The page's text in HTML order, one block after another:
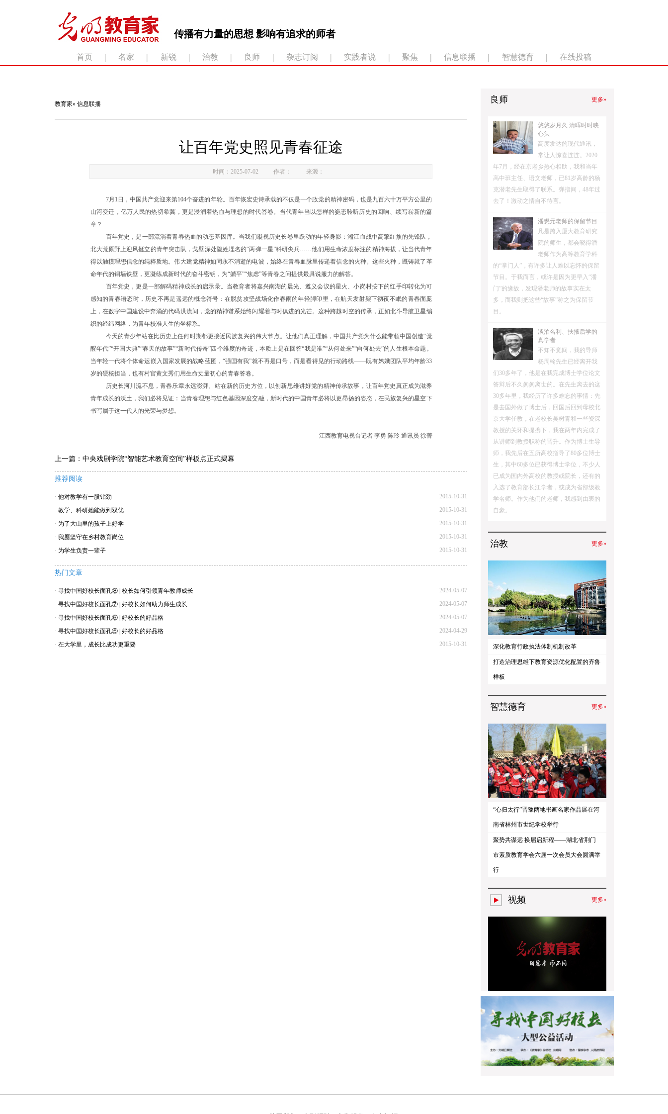
传播有力量的思想 影响有追求的师者
首页 | 名家 | 新锐 | 治教 | 良师 | 杂志订阅 | 实践者说 | 聚焦 | 信息联播 | 智慧德育 | 在线投稿
教育家» 信息联播
让百年党史照见青春征途
时间：2025-07-02 作者： 来源：
7月1日，中国共产党迎来第104个奋进的年轮。百年恢宏史诗承载的不仅是一个政党的精神密码，也是九百六十万平方公里的
山河变迁，亿万人民的热切希冀，更是浸润着热血与理想的时代答卷。当代青年当以怎样的姿态聆听历史的回响、续写崭新的篇
章？
百年党史，是一部流淌着青春热血的动态基因库。当我们凝视历史长卷里跃动的年轻身影：湘江血战中高擎红旗的先锋队，
北大荒原野上迎风挺立的青年突击队，戈壁深处隐姓埋名的“两弹一星”科研尖兵……他们用生命浓度标注的精神海拔，让当代青年
得以触摸理想信念的纯粹质地。伟大建党精神如同永不消逝的电波，始终在青春血脉里传递着信念的火种。这些火种，既铸就了革
命年代的铜墙铁壁，更凝练成新时代的奋斗密钥，为“躺平”“焦虑”等青春之问提供最具说服力的解答。
百年党史，更是一部解码精神成长的启示录。当教育者将嘉兴南湖的晨光、遵义会议的星火、小岗村按下的红手印转化为可
感知的青春语态时，历史不再是遥远的概念符号：在脱贫攻坚战场化作春雨的年轻脚印里，在航天发射架下彻夜不眠的青春面庞
上，在数字中国建设中奔涌的代码洪流间，党的精神谱系始终闪耀着与时俱进的光芒。这种跨越时空的传承，正如北斗导航卫星编
织的经纬网络，为青年校准人生的坐标系。
今天的青少年站在比历史上任何时期都更接近民族复兴的伟大节点。让他们真正理解，中国共产党为什么能带领中国创造“觉
醒年代”“开国大典”“春天的故事”“新时代传奇”四个维度的奇迹，本质上是在回答“我是谁”“从何处来”“向何处去”的人生根本命题。
当年轻一代将个体命运嵌入国家发展的战略蓝图，“强国有我”就不再是口号，而是看得见的行动路线——既有嫦娥团队平均年龄33
岁的硬核担当，也有村官黄文秀们用生命丈量初心的青春答卷。
历史长河川流不息，青春乐章永远澎湃。站在新的历史方位，以创新思维讲好党的精神传承故事，让百年党史真正成为滋养
青年成长的沃土，我们必将见证：当青春理想与红色基因深度交融，新时代的中国青年必将以更昂扬的姿态，在民族复兴的星空下
书写属于这一代人的光荣与梦想。
江西教育电视台记者 李勇 陈玲 通讯员 徐菁
上一篇： 中央戏剧学院“智能艺术教育空间”样板点正式揭幕
推荐阅读
2015-10-31
· 他对教学有一股钻劲
2015-10-31
· 教学、科研她能做到双优
2015-10-31
· 为了大山里的孩子上好学
2015-10-31
· 我愿坚守在乡村教育岗位
2015-10-31
· 为学生负责一辈子
热门文章
2024-05-07
· 寻找中国好校长面孔⑧ | 校长如何引领青年教师成长
2024-05-07
· 寻找中国好校长面孔⑦ | 好校长如何助力师生成长
2024-05-07
· 寻找中国好校长面孔⑥ | 好校长的好品格
2024-04-29
· 寻找中国好校长面孔⑤ | 好校长的好品格
2015-10-31
· 在大学里，成长比成功更重要
良师 更多»
悠悠岁月久 清晖时时映
心头
高度发达的现代通讯，
常让人惊喜连连。2020
年7月，经在京老乡热心相助，我和当年
高中班主任、语文老师，已81岁高龄的杨
克潜老先生取得了联系。弹指间，48年过
去了！激动之情自不待言。
潘懋元老师的保留节目
凡是跨入厦大教育研究
院的师生，都会晓得潘
老师作为高等教育学科
的“掌门人”，有许多让人难以忘怀的保留
节目。于我而言，或许是因为更早入“潘
门”的缘故，发现潘老师的故事实在太
多，而我则把这些“故事”称之为保留节
目。
淡泊名利、扶掖后学的
真学者
不知不觉间，我的导师
杨周翰先生已经离开我
们30多年了，他是在我完成博士学位论文
答辩后不久匆匆离世的。在先生离去的这
30多年里，我经历了许多难忘的事情：先
是去国外做了博士后，回国后回到母校北
京大学任教，在老校长吴树青和一些资深
教授的关怀和提携下，我在两年内完成了
从讲师到教授职称的晋升。作为博士生导
师，我先后在五所高校指导了80多位博士
生，其中60多位已获得博士学位，不少人
已成为国内外高校的教授或院长，还有的
入选了教育部长江学者，或成为省部级教
学名师。作为他们的老师，我感到由衷的
自豪。
治教 更多»
深化教育行政执法体制机制改革
打造治理思维下教育资源优化配置的齐鲁
样板
智慧德育 更多»
“心归太行”晋豫两地书画名家作品展在河
南省林州市世纪学校举行
聚势共谋远 换届启新程——湖北省荆门
市素质教育学会六届一次会员大会圆满举
行
视频 更多»